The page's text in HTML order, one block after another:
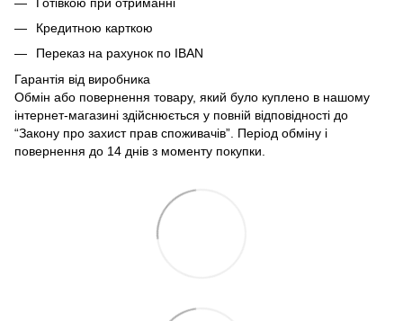
Кредитною карткою
Переказ на рахунок по IBAN
Гарантія від виробника
Обмін або повернення товару, який було куплено в нашому
інтернет-магазині здійснюється у повній відповідності до
“Закону про захист прав споживачів”. Період обміну і
повернення до 14 днів з моменту покупки.